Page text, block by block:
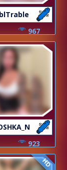
967
923
HD